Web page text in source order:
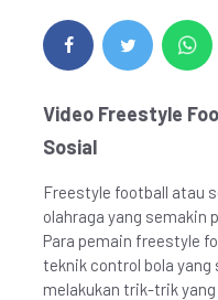
Video Freestyle
Sosial
Freestyle football atau
olahraga yang semakin
Para pemain freestyle
teknik control bola
melakukan trik-trik